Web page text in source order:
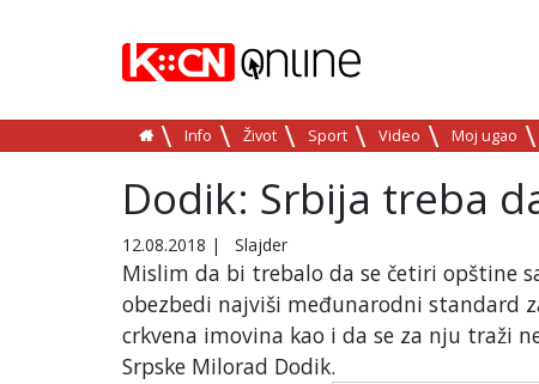
Info Život Sport Video Moj ugao
Dodik: Srbija treba
12.08.2018 | Slajder
Mislim da bi trebalo da se četiri opštine
obezbedi najviši međunarodni standard
crkvena imovina kao i da se za nju traži
Srpske Milorad Dodik.